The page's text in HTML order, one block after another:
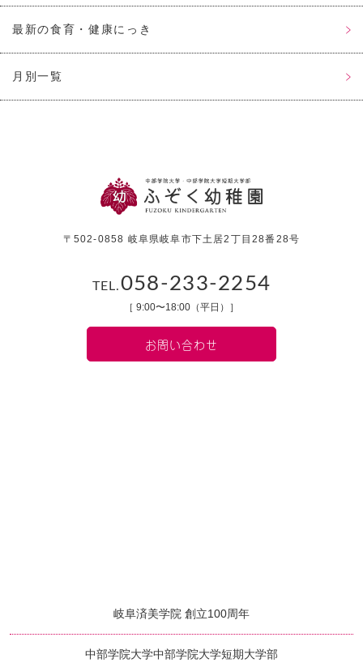
最新の食育・健康にっき
月別一覧
〒502-0858 岐阜県岐阜市下土居2丁目28番28号
TEL.058-233-2254
［ 9:00〜18:00（平日）］
お問い合わせ
岐阜済美学院 創立100周年
中部学院大学中部学院大学短期大学部